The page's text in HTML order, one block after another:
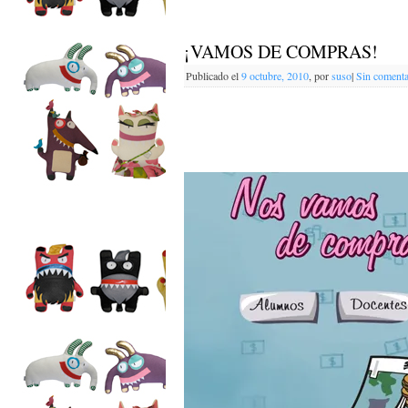
¡VAMOS DE COMPRAS!
Publicado el9 octubre, 2010 porsuso|Sin